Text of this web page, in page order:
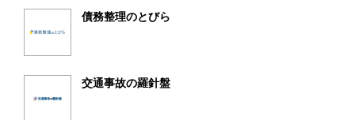
債務整理のとびら
交通事故の羅針盤